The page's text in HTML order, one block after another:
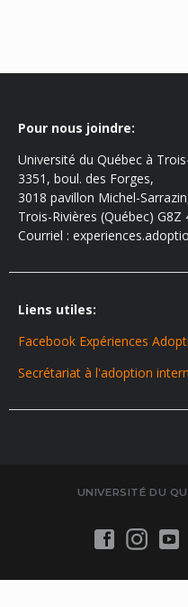
Pour nous joindre:
Université du Québec à
3351, boul. des Forges,
3018 pavillon Michel-
Trois-Rivières (Québec) G8Z
Courriel :
Liens utiles:
Facebook Expériences
Secrétariat à l'adoption
UNIVERSITÉ DU